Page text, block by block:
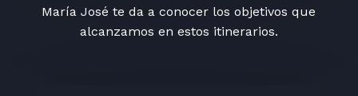
María José te da a conocer los objetivos que
alcanzamos en estos itinerarios.